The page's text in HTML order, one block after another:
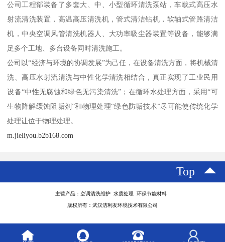
公司工程部装备了多套大、中、小型循环清洗泵站，车载式高压水
射流清洗装置，高温高压清洗机，管式清洁钻机，软轴式管路清洁
机，中央空调风管清洗机器人、大功率吸尘器装置等设备，能够满
足多个工地、多台设备同时清洗施工。
公司以“经济与环境的协调发展”为己任，在设备清洗方面，将机械清
洗、高压水射流清洗与中性化学清洗相结合，真正实现了工业民用
设备“中性无腐蚀和绿色无污染清洗”；在循环水处理方面，采用“可
生物降解缓蚀阻垢剂”和物理处理“绿色防垢技术”尽可能使传统化学
处理让位于物理处理。
m.jieliyou.b2b168.com
Top
主营产品：空调清洗维护 水质处理 环保节能材料
版权所有：武汉洁利友环境技术有限公司